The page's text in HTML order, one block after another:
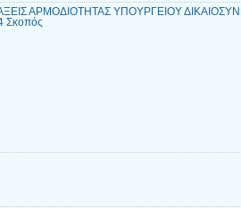
ΑΡΜΟΔΙΟΤΗΤΑΣ ΥΠΟΥΡΓΕΙΟΥ
Σκοπός